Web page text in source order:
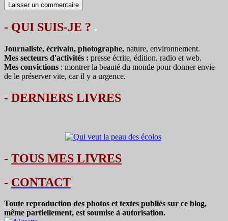
- QUI SUIS-JE ? .
Journaliste, écrivain, photographe, nature, environnement.
Mes secteurs d'activités : presse écrite, édition, radio et web.
Mes convictions : montrer la beauté du monde pour donner envie
de le préserver vite, car il y a urgence.
- DERNIERS LIVRES
- TOUS MES LIVRES
- CONTACT
Toute reproduction des photos et textes publiés sur ce blog,
même partiellement, est soumise à autorisation.